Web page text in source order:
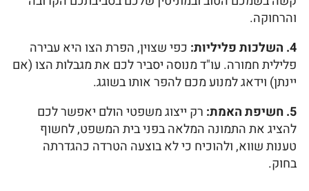
והרחוקה.
4. השלכות פליליות:
כפי שצוין, הפרת הצו היא עבירה
פלילית חמורה. עו"ד מנוסה יסביר לכם את מגבלות הצו (אם
יינתן) וידאג למנוע מכם להפר אותו בשוגג.
5. חשיפת האמת:
רק ייצוג משפטי הולם יאפשר לכם
להציג את התמונה המלאה בפני בית המשפט, לחשוף
טענות שווא, ולהוכיח כי לא בוצעה הטרדה כהגדרתה
בחוק.